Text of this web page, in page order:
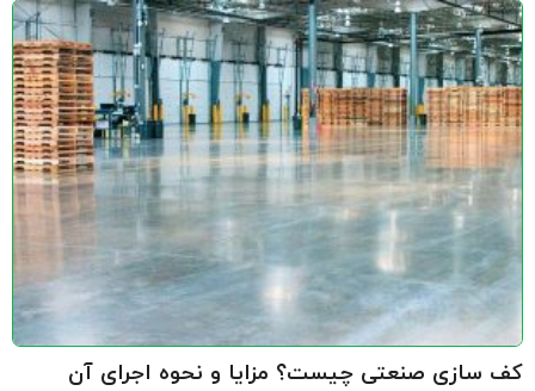
کف سازی صنعتی چیست؟ مزایا و نحوه اجرای آن